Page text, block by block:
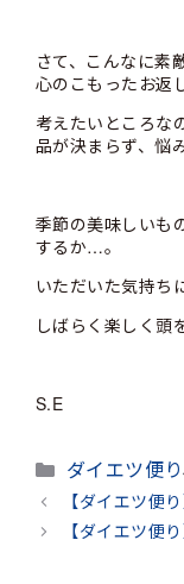
さて、こんなに素
心のこもったお返
考えたいところな
品が決まらず、悩
季節の美味しいも
するか…。
いただいた気持ち
しばらく楽しく頭
S.E
カ
テ
ゴ
ダイエツ便り
【ダイエツ便
【ダイエツ便